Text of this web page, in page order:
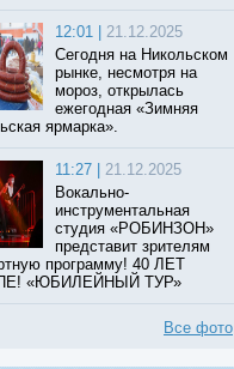
12:01 |
21.12.2025
Сегодня на Никольском
рынке, несмотря на
мороз, открылась
ежегодная «Зимняя
ярмарка».
11:27 |
21.12.2025
Вокально-
инструментальная
студия «РОБИНЗОН»
представит зрителям
программу! 40 ЛЕТ
«ЮБИЛЕЙНЫЙ ТУР»
Все фото